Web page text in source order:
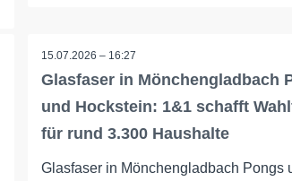
15.07.2026 – 16:27
Glasfaser in Mönchengladbach
und Hockstein: 1&1 schafft
für rund 3.300 Haushalte
Glasfaser in Mönchengladbach Pongs